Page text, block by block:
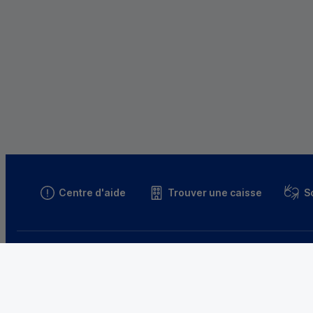
Centre d'aide Trouver une caisse